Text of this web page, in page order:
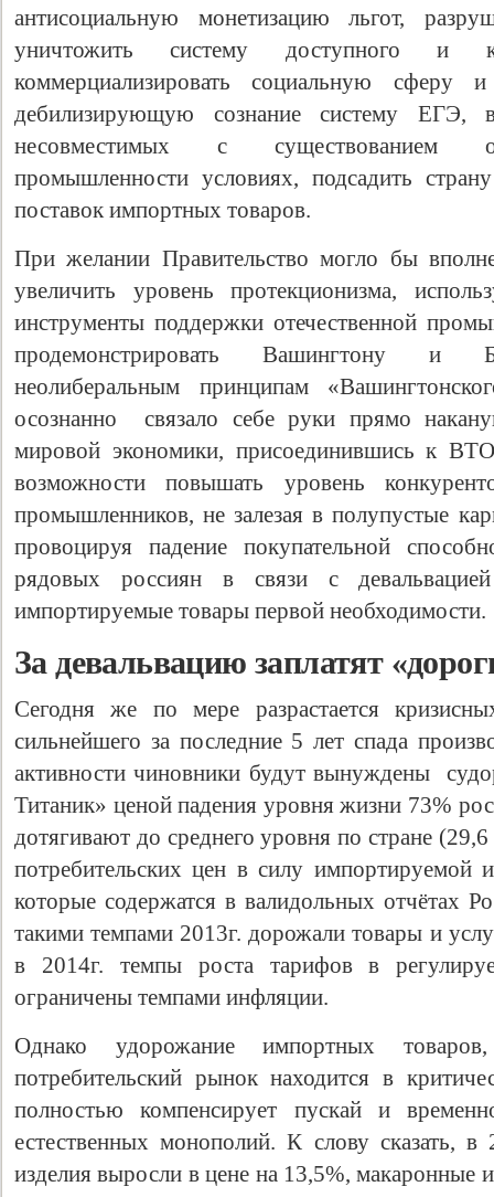
антисоциальную монетизацию льгот,
уничтожить систему доступного и
коммерциализировать социальную сферу и
дебилизирующую сознание систему
несовместимых с существованием
промышленности условиях, подсадить
поставок импортных товаров.
При желании Правительство могло бы
увеличить уровень протекционизма,
инструменты поддержки отечественной
продемонстрировать Вашингтону и
неолиберальным принципам
осознанно связало себе руки прямо
мировой экономики, присоединившись к
возможности повышать уровень
промышленников, не залезая в полупустые
провоцируя падение покупательной
рядовых россиян в связи с
импортируемые товары первой необходимости.
За девальвацию заплатят
Сегодня же по мере разрастается
сильнейшего за последние 5 лет спада
активности чиновники будут вынуждены
Титаник» ценой падения уровня жизни 73%
дотягивают до среднего уровня по стране
потребительских цен в силу импортируемой
которые содержатся в валидольных отчётах
такими темпами 2013г. дорожали товары и
в 2014г. темпы роста тарифов в
ограничены темпами инфляции.
Однако удорожание импортных
потребительский рынок находится в
полностью компенсирует пускай и
естественных монополий. К слову сказать,
изделия выросли в цене на 13,5%, макаронные